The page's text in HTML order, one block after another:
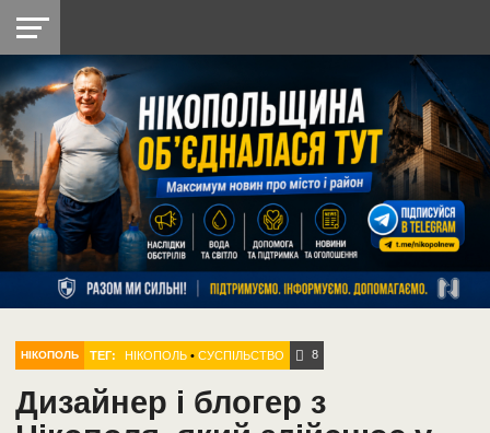
НІКОПОЛЬ
РАЙОН
СІЧЕСЛАВСЬКА
УКРАЇНА
РЕТРО
НІКОПОЛЬ
ЛАЙТ
УКРАЇНА
ДОПОМОГА
РАДІО
НІКОПОЛЬ ТЕГ: НІКОПОЛЬ •СУСПІЛЬСТВО 8
Дизайнер і блогер з